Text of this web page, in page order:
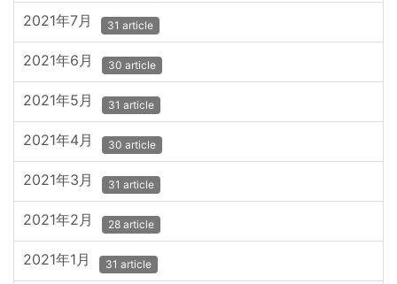
2021年7月 31 article
2021年6月 30 article
2021年5月 31 article
2021年4月 30 article
2021年3月 31 article
2021年2月 28 article
2021年1月 31 article